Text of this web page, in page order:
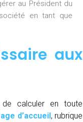
au Président du
en tant que
aux
calculer en toute
d’accueil, rubrique